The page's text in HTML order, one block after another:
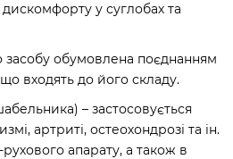
у суглобах та
засобу обумовлена поєднанням
входять до його складу.
– застосовується
артриті, остеохондрозі та ін.
апарату, а також в